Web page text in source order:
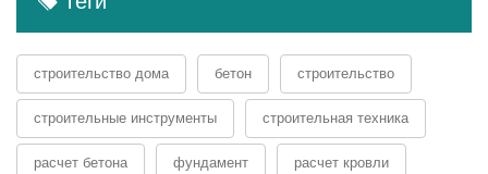
строительство дома бетон строительство
строительные инструменты строительная техника
расчет бетона фундамент расчет кровли